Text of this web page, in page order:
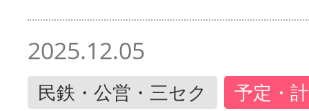
2025.12.05
民鉄・公営・三セク 予定・